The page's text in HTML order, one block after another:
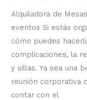
Alquiladora de
eventos Si estás
cómo puedes
complicaciones, la
y sillas. Ya sea una
reunión corporativa
contar con el
solución
ideal
para
tus
eventos